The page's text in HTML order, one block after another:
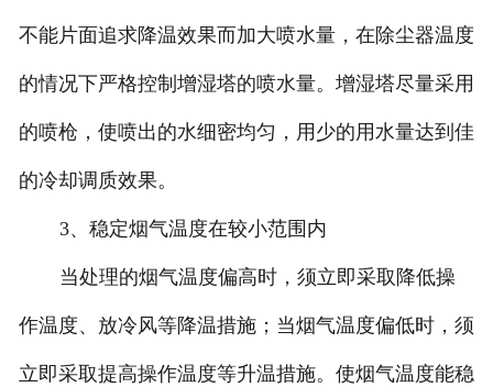
不能片面追求降温效果而加大喷水量，在除尘器温度
的情况下严格控制增湿塔的喷水量。增湿塔尽量采用
的喷枪，使喷出的水细密均匀，用少的用水量达到佳
的冷却调质效果。
3、稳定烟气温度在较小范围内
当处理的烟气温度偏高时，须立即采取降低操
作温度、放冷风等降温措施；当烟气温度偏低时，须
立即采取提高操作温度等升温措施。使烟气温度能稳